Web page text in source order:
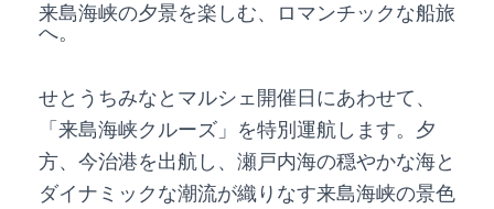
来島海峡の夕景を楽しむ、ロマンチックな船旅
へ。
せとうちみなとマルシェ開催日にあわせて、
「来島海峡クルーズ」を特別運航します。夕
方、今治港を出航し、瀬戸内海の穏やかな海と
ダイナミックな潮流が織りなす来島海峡の景色